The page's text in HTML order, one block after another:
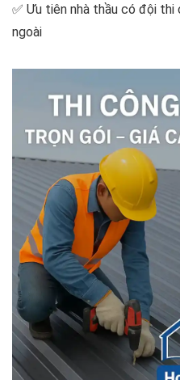
✅ Ưu tiên nhà thầu có đội thi
ngoài